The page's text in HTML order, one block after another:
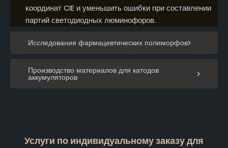
Исследования фармацевтических полиморфов
Производство материалов для катодов
аккумуляторов
координат CIE и уменьшить ошибки при составлении
партий светодиодных люминофоров.
Услуги по индивидуальному заказу для